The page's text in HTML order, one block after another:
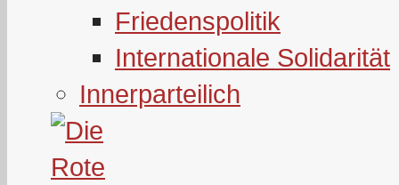
Friedenspolitik
Internationale Solidarität
Innerparteilich